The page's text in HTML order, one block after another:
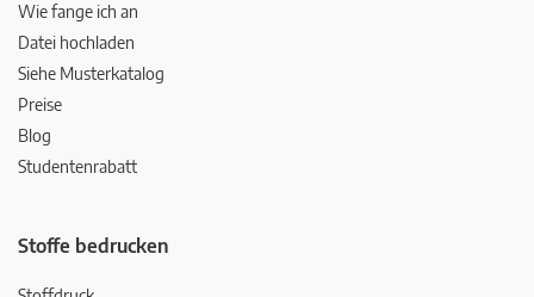
Wie fange ich an
Datei hochladen
Siehe Musterkatalog
Preise
Blog
Studentenrabatt
Stoffe bedrucken